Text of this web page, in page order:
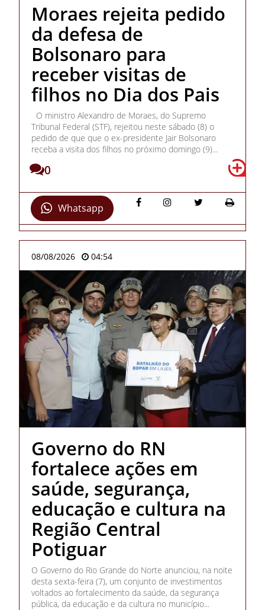
Moraes rejeita pedido
da defesa de
Bolsonaro para
receber visitas de
filhos no Dia dos Pais
O ministro Alexandro de Moraes, do Supremo
Tribunal Federal (STF), rejeitou neste sábado (8) o
pedido de que que o ex-presidente Jair Bolsonaro
receba a visita dos filhos no próximo domingo (9)...
0
Whatsapp
08/08/2026 04:54
Governo do RN
fortalece ações em
saúde, segurança,
educação e cultura na
Região Central
Potiguar
O Governo do Rio Grande do Norte anunciou, na noite
desta sexta-feira (7), um conjunto de investimentos
voltados ao fortalecimento da saúde, da segurança
pública, da educação e da cultura no município...